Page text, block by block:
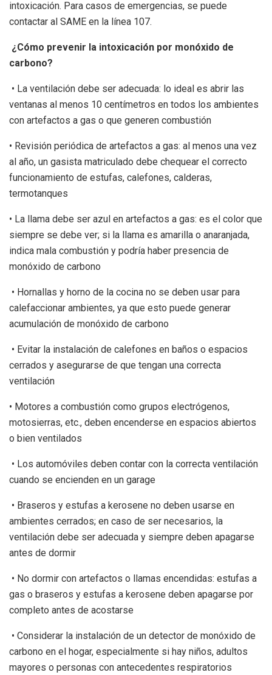
intoxicación. Para casos de emergencias, se puede
contactar al SAME en la línea 107.
¿Cómo prevenir la intoxicación por monóxido de
carbono?
• La ventilación debe ser adecuada: lo ideal es abrir las
ventanas al menos 10 centímetros en todos los ambientes
con artefactos a gas o que generen combustión
• Revisión periódica de artefactos a gas: al menos una vez
al año, un gasista matriculado debe chequear el correcto
funcionamiento de estufas, calefones, calderas,
termotanques
• La llama debe ser azul en artefactos a gas: es el color que
siempre se debe ver; si la llama es amarilla o anaranjada,
indica mala combustión y podría haber presencia de
monóxido de carbono
• Hornallas y horno de la cocina no se deben usar para
calefaccionar ambientes, ya que esto puede generar
acumulación de monóxido de carbono
• Evitar la instalación de calefones en baños o espacios
cerrados y asegurarse de que tengan una correcta
ventilación
• Motores a combustión como grupos electrógenos,
motosierras, etc., deben encenderse en espacios abiertos
o bien ventilados
• Los automóviles deben contar con la correcta ventilación
cuando se encienden en un garage
• Braseros y estufas a kerosene no deben usarse en
ambientes cerrados; en caso de ser necesarios, la
ventilación debe ser adecuada y siempre deben apagarse
antes de dormir
• No dormir con artefactos o llamas encendidas: estufas a
gas o braseros y estufas a kerosene deben apagarse por
completo antes de acostarse
• Considerar la instalación de un detector de monóxido de
carbono en el hogar, especialmente si hay niños, adultos
mayores o personas con antecedentes respiratorios